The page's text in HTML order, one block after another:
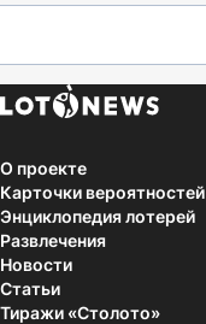
О проекте
Карточки вероятностей
Энциклопедия лотерей
Развлечения
Новости
Статьи
Тиражи «Столото»